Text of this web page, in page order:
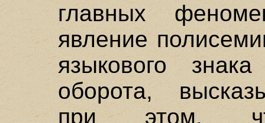
главных
явление
языкового
оборота,
при этом,